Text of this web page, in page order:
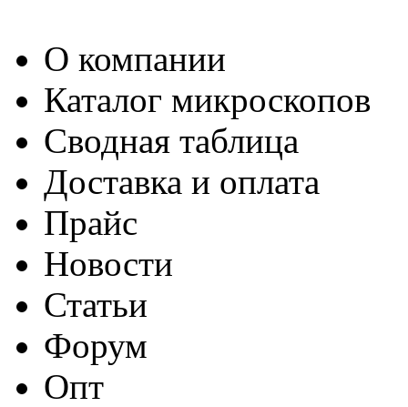
О компании
Каталог микроскопов
Сводная таблица
Доставка и оплата
Прайс
Новости
Статьи
Форум
Опт